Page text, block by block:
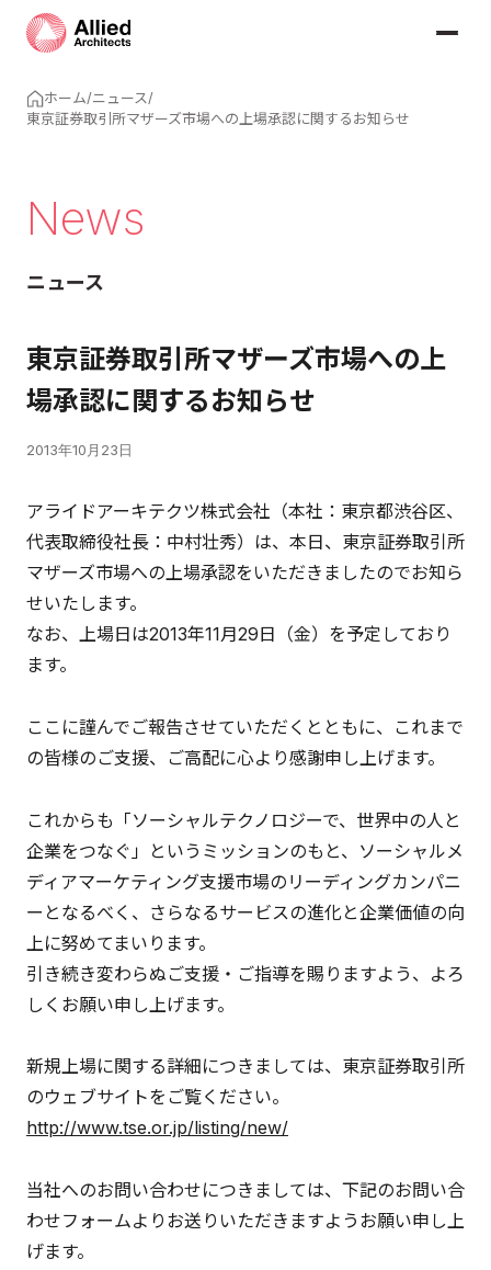
ホーム/ニュース/
東京証券取引所マザーズ市場への上場承認に関するお知らせ
News
ニュース
東京証券取引所マザーズ市場への上
場承認に関するお知らせ
2013年10月23日
アライドアーキテクツ株式会社（本社：東京都渋谷区、
代表取締役社長：中村壮秀）は、本日、東京証券取引所
マザーズ市場への上場承認をいただきましたのでお知ら
せいたします。
なお、上場日は2013年11月29日（金）を予定しており
ます。
ここに謹んでご報告させていただくとともに、これまで
の皆様のご支援、ご高配に心より感謝申し上げます。
これからも「ソーシャルテクノロジーで、世界中の人と
企業をつなぐ」というミッションのもと、ソーシャルメ
ディアマーケティング支援市場のリーディングカンパニ
ーとなるべく、さらなるサービスの進化と企業価値の向
上に努めてまいります。
引き続き変わらぬご支援・ご指導を賜りますよう、よろ
しくお願い申し上げます。
新規上場に関する詳細につきましては、東京証券取引所
のウェブサイトをご覧ください。
http://www.tse.or.jp/listing/new/
当社へのお問い合わせにつきましては、下記のお問い合
わせフォームよりお送りいただきますようお願い申し上
げます。